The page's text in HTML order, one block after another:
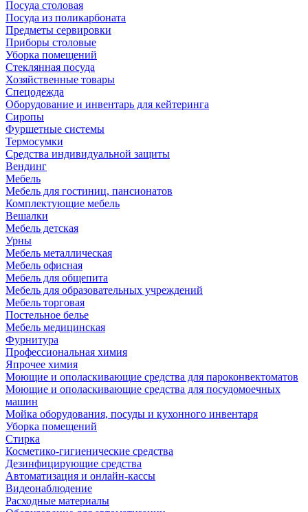
Посуда столовая
Посуда из поликарбоната
Предметы сервировки
Приборы столовые
Уборка помещений
Стеклянная посуда
Хозяйственные товары
Спецодежда
Оборудование и инвентарь для кейтеринга
Сиропы
Фуршетные системы
Термосумки
Средства индивидуальной защиты
Вендинг
Мебель
Мебель для гостиниц, пансионатов
Комплектующие мебель
Вешалки
Мебель детская
Урны
Мебель металлическая
Мебель офисная
Мебель для общепита
Мебель для образовательных учреждений
Мебель торговая
Постельное белье
Мебель медицинская
Фурнитура
Профессиональная химия
Япрочее химия
Моющие и ополаскивающие средства для пароконвектоматов
Моющие и ополаскивающие средства для посудомоечных
машин
Мойка оборудования, посуды и кухонного инвентаря
Уборка помещений
Стирка
Косметико-гигиенические средства
Дезинфицирующие средства
Автоматизация и онлайн-кассы
Видеонаблюдение
Расходные материалы